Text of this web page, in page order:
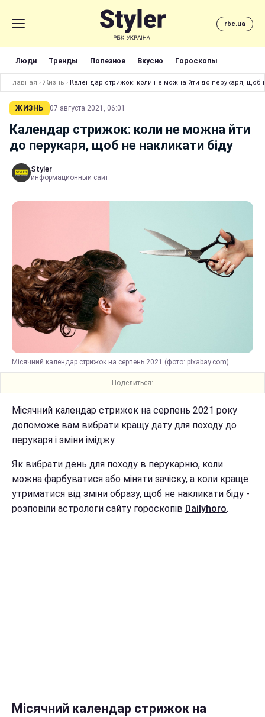
rbc.ua
Люди Тренды Полезное Вкусно Гороскопы
Главная › Жизнь › Календар стрижок: коли не можна йти до перукаря, щоб
ЖИЗНЬ 07 августа 2021, 06:01
Календар стрижок: коли не можна йти
до перукаря, щоб не накликати біду
Styler
информационный сайт
Місячний календар стрижок на серпень 2021 (фото: pixabay.com)
Поделиться:
Місячний календар стрижок на серпень 2021 року
допоможе вам вибрати кращу дату для походу до
перукаря і зміни іміджу.
Як вибрати день для походу в перукарню, коли
можна фарбуватися або міняти зачіску, а коли краще
утриматися від зміни образу, щоб не накликати біду -
розповіли астрологи сайту гороскопів Dailyhoro.
Місячний календар стрижок на